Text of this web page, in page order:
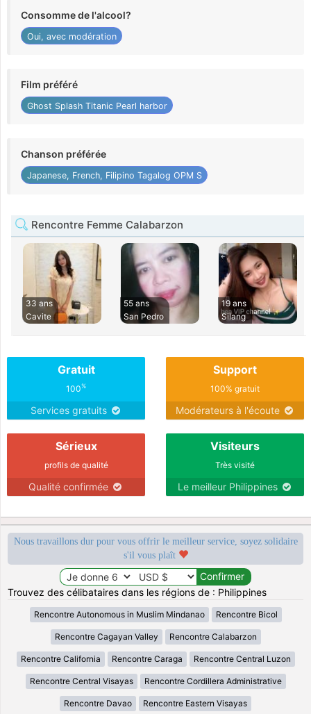
Consomme de l'alcool?
Oui, avec modération
Film préféré
Ghost Splash Titanic Pearl harbor
Chanson préférée
Japanese, French, Filipino Tagalog OPM S
Rencontre Femme Calabarzon
33 ans
Cavite
55 ans
San Pedro
19 ans
Silang
Gratuit
100%
Services gratuits
Support
100% gratuit
Modérateurs à l'écoute
Sérieux
profils de qualité
Qualité confirmée
Visiteurs
Très visité
Le meilleur Philippines
Nous travaillons dur pour vous offrir le meilleur service, soyez solidaire
s'il vous plaît
Trouvez des célibataires dans les régions de : Philippines
Rencontre Autonomous in Muslim Mindanao Rencontre Bicol
Rencontre Cagayan Valley Rencontre Calabarzon
Rencontre California Rencontre Caraga Rencontre Central Luzon
Rencontre Central Visayas Rencontre Cordillera Administrative
Rencontre Davao Rencontre Eastern Visayas